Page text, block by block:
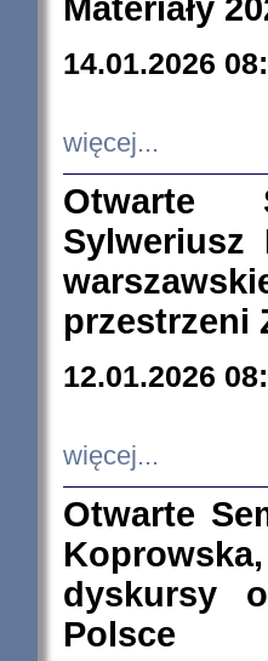
Materiały
14.01.2026
więcej...
Otwarte
Sylweriusz
przestrzeni
12.01.2026
więcej...
Otwarte
dyskursy
Polsce